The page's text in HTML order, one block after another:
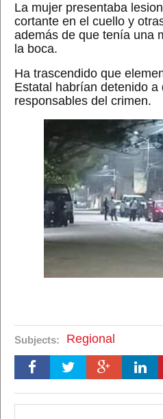
La mujer presentaba
cortante en el cuello y
además de que tenía una
la boca.
Ha trascendido que
Estatal habrían detenido a
responsables del crimen.
Subjects: Regional